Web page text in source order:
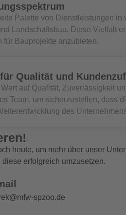
Palette von Dienstleistungen
Landschaftsbau. Diese Vielfalt
für Bauprojekte anzubieten.
Qualität und
auf Qualität, Zuverlässigkeit
Team, um sicherzustellen, dass
des
heute, um mehr über unser
erfolgreich umzusetzen.
spzoo.de